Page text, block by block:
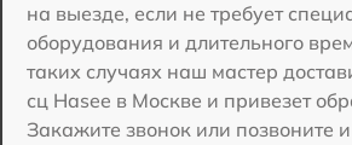
на выезде, если не требует
оборудования и длительного
таких случаях наш мастер
сц Hasee в Москве и привезет
Закажите звонок или позвоните